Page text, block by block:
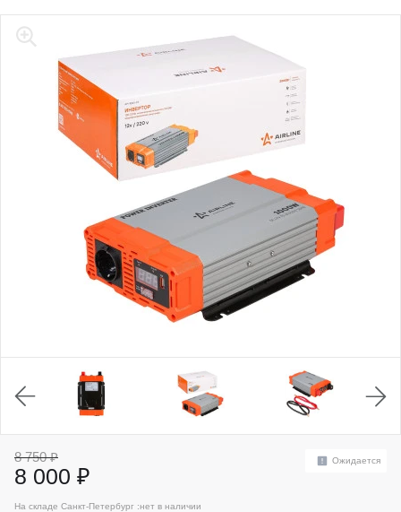
8 750 ₽
8 000 ₽
Ожидается
На складе Санкт-Петербург :нет в наличии